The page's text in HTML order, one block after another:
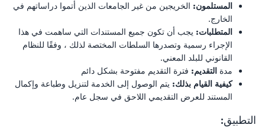
المستلمون: الخريجين من غير الجامعات الذين أتموا دراساتهم في
الخارج.
المتطلبات: يجب أن تكون جميع المستندات التي ساهمت في هذا
الإجراء رسمية وتصدرها السلطات المختصة لذلك ، وفقًا للنظام
القانوني للبلد المعني.
مدة التقديم: فترة التقديم مفتوحة بشكل دائم
كيفية القيام بذلك: يتم الوصول إلى الخدمة لتنزيل وطباعة وإكمال
المستند للعرض التقديمي اللاحق في سجل عام.
التطبيق: